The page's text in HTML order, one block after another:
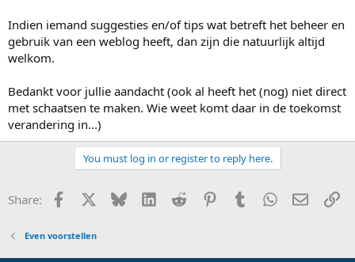
Indien iemand suggesties en/of tips wat betreft het beheer en
gebruik van een weblog heeft, dan zijn die natuurlijk altijd
welkom.
Bedankt voor jullie aandacht (ook al heeft het (nog) niet direct
met schaatsen te maken. Wie weet komt daar in de toekomst
verandering in...)
You must log in or register to reply here.
Share: Facebook Bluesky LinkedInReddit PinterestTumblrWhatsApp
E-mail
Even voorstellen